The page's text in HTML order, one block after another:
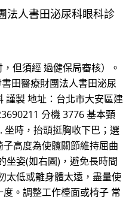
法人書田泌尿科眼科診
但須經 過健保局審核）。
田醫療財團法人書田泌尿
謹製 地址：台北市大安區建
分機 3776 基本頸
坐時，抬頭挺胸收下巴；選
高度為使髖關節維持屈曲
坐姿(如右圖)，避免長時間
太低或離身體太遠，盡量使
。調整工作檯面或椅子 常